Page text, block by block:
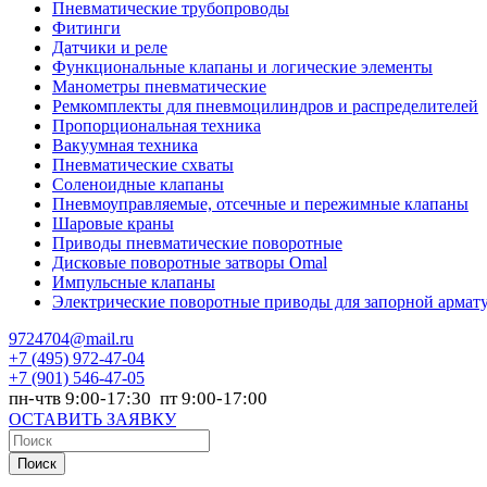
Пневматические трубопроводы
Фитинги
Датчики и реле
Функциональные клапаны и логические элементы
Манометры пневматические
Ремкомплекты для пневмоцилиндров и распределителей
Пропорциональная техника
Вакуумная техника
Пневматические схваты
Соленоидные клапаны
Пневмоуправляемые, отсечные и пережимные клапаны
Шаровые краны
Приводы пневматические поворотные
Дисковые поворотные затворы Omal
Импульсные клапаны
Электрические поворотные приводы для запорной
9724704@mail.ru
+7 (495) 972-47-04
+7 (901) 546-47-05
пн-чтв 9:00-17:30 пт 9:00-17:00
ОСТАВИТЬ ЗАЯВКУ
Поиск